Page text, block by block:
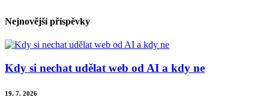
Nejnovější příspěvky
Kdy si nechat udělat web od AI a kdy ne
19. 7. 2026